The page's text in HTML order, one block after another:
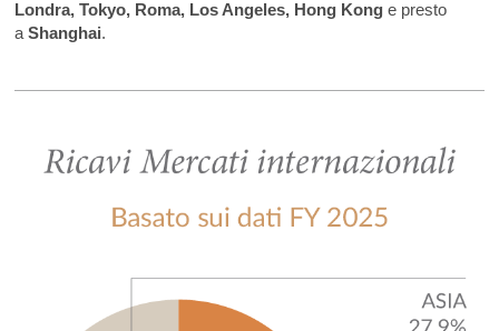
Londra, Tokyo, Roma, Los Angeles, Hong Kong e presto
aShanghai.